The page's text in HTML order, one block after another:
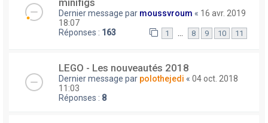
Dernier message par moussvroum « 16 avr. 2019
18:07
Réponses : 163 1 8 9 10 11
LEGO - Les nouveautés 2018
Dernier message par polothejedi « 04 oct. 2018
11:03
Réponses : 8